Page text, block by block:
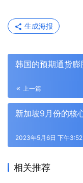
生成海报
韩国的预期通货
上一篇
新加坡9月份的核
2023年5月6日 下午3:52
相关推荐